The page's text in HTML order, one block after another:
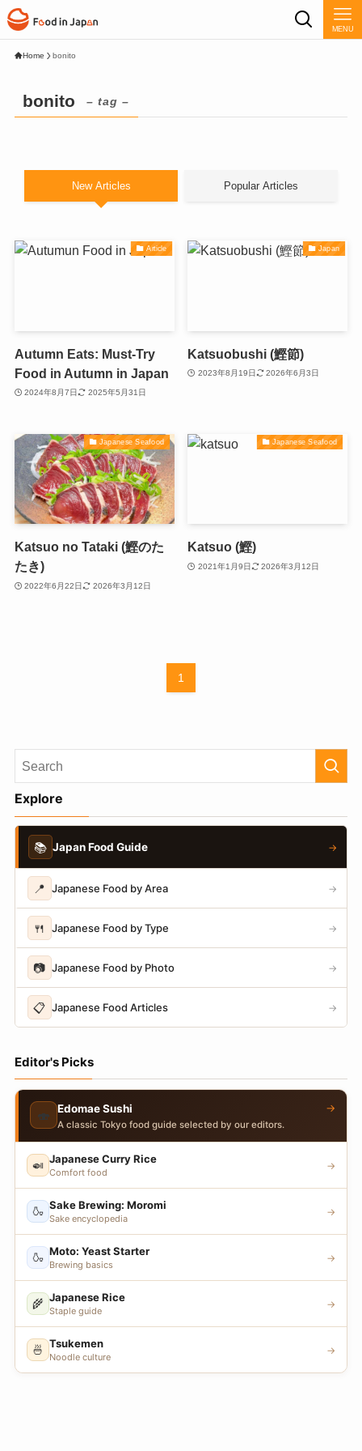
MENU
Home bonito
bonito – tag –
New Articles Popular Articles
Article
Autumn Eats: Must-Try
Food in Autumn in Japan
2024年8月7日 2025年5月31日
Japan
Katsuobushi (鰹節)
2023年8月19日 2026年6月3日
Japanese Seafood
Katsuo no Tataki (鰹のた
たき)
2022年6月22日 2026年3月12日
Japanese Seafood
Katsuo (鰹)
2021年1月9日 2026年3月12日
1
Explore
📚 Japan Food Guide →
📍 Japanese Food by Area →
🍴 Japanese Food by Type →
📷 Japanese Food by Photo →
📋 Japanese Food Articles →
Editor's Picks
🍣 Edomae Sushi
A classic Tokyo food guide selected by our editors.
→
🍛 Japanese Curry Rice
Comfort food
→
🍶 Sake Brewing: Moromi
Sake encyclopedia
→
🍶 Moto: Yeast Starter
Brewing basics
→
🌾 Japanese Rice
Staple guide
→
🍜 Tsukemen
Noodle culture
→